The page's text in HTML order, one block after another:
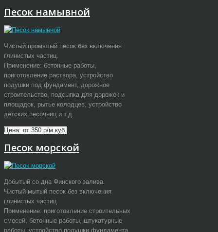
Песок намывной
Чистый промытый песок без включения
глинистых частиц.
Применение: бетонные работы,
приготовление раствора, устройство
подушки под фундамент, дорожное
строительство, подсыпка для дорожек и
площадок, рытье колодцев, устройство
детских песочниц и т.д.
Цена: от 350 р/м.куб.
Песок морской
Добытый со дна Финского залива.
Чистый мытый песок без включения
глинистых частиц.
Применение: приготовление строительных
смесей, бетонные работы, штукатурные
работы, устройство подушки фундамента,